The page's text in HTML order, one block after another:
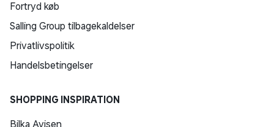
Fortryd køb
Salling Group tilbagekaldelser
Privatlivspolitik
Handelsbetingelser
SHOPPING INSPIRATION
Bilka Avisen